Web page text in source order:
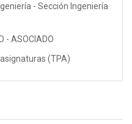
- Sección Ingeniería
- ASOCIADO
(TPA)